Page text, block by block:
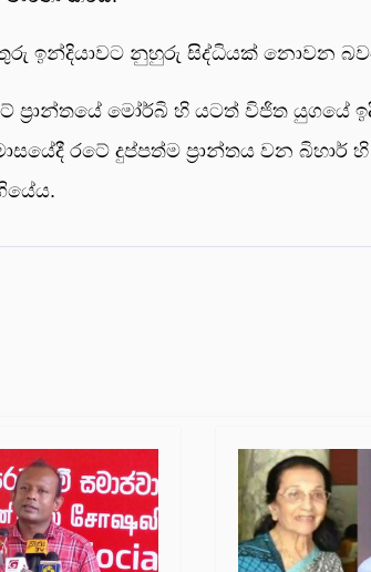
ඉන්දියාවට නුහුරු සිද්ධියක් නොවන
ප්‍රාන්තයේ මෝර්බි හි යටත් විජිත යුගයේ
රටේ දුප්පත්ම ප්‍රාන්තය වන බිහාර්